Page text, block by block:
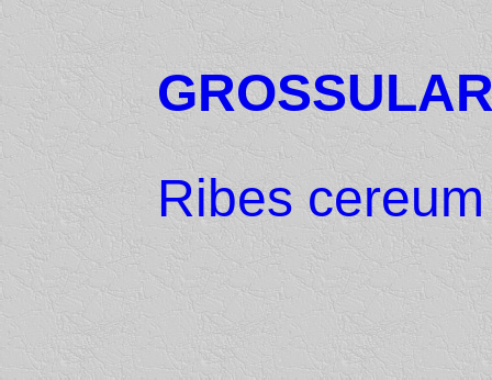
Ribes cereum